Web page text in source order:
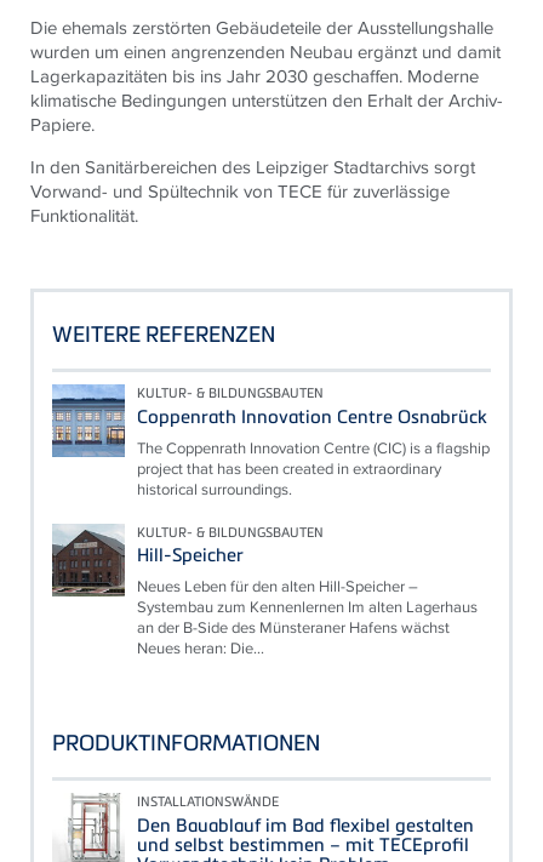
Die ehemals zerstörten Gebäudeteile der Ausstellungshalle
wurden um einen angrenzenden Neubau ergänzt und damit
Lagerkapazitäten bis ins Jahr 2030 geschaffen. Moderne
klimatische Bedingungen unterstützen den Erhalt der Archiv-
Papiere.
In den Sanitärbereichen des Leipziger Stadtarchivs sorgt
Vorwand- und Spültechnik von TECE für zuverlässige
Funktionalität.
WEITERE REFERENZEN
KULTUR- & BILDUNGSBAUTEN
Coppenrath Innovation Centre Osnabrück
The Coppenrath Innovation Centre (CIC) is a flagship
project that has been created in extraordinary
historical surroundings.
KULTUR- & BILDUNGSBAUTEN
Hill-Speicher
Neues Leben für den alten Hill-Speicher –
Systembau zum Kennenlernen Im alten Lagerhaus
an der B-Side des Münsteraner Hafens wächst
Neues heran: Die...
PRODUKTINFORMATIONEN
INSTALLATIONSWÄNDE
Den Bauablauf im Bad flexibel gestalten
und selbst bestimmen – mit TECEprofil